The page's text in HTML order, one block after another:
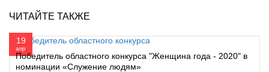
ЧИТАЙТЕ ТАКЖЕ
19
апр
Победитель областного конкурса "Женщина года - 2020" в
номинации «Служение людям»